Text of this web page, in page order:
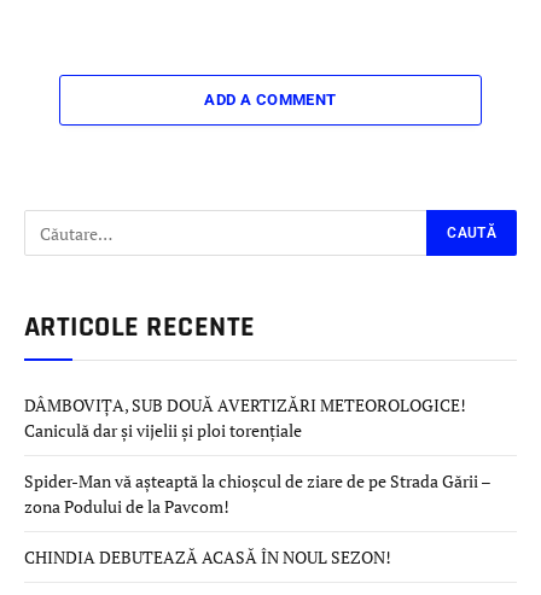
ADD A COMMENT
ARTICOLE RECENTE
DÂMBOVIȚA, SUB DOUĂ AVERTIZĂRI METEOROLOGICE!
Caniculă dar și vijelii și ploi torențiale
Spider-Man vă așteaptă la chioșcul de ziare de pe Strada Gării –
zona Podului de la Pavcom!
CHINDIA DEBUTEAZĂ ACASĂ ÎN NOUL SEZON!